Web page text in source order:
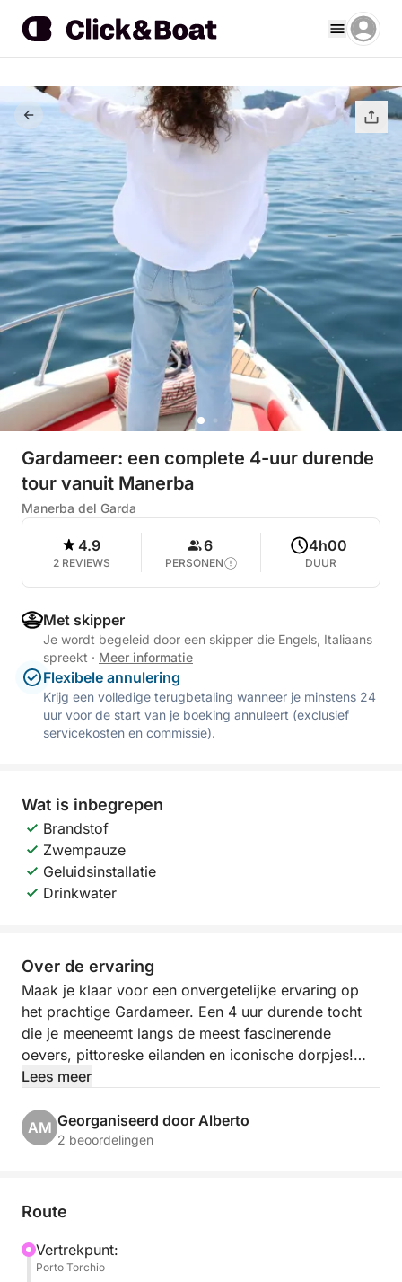
Gardameer: een complete 4-uur durende
tour vanuit Manerba
Manerba del Garda
4.9
2 REVIEWS
6
PERSONEN
4h00
DUUR
Met skipper
Je wordt begeleid door een skipper die Engels, Italiaans
spreekt · Meer informatie
Flexibele annulering
Krijg een volledige terugbetaling wanneer je minstens 24
uur voor de start van je boeking annuleert (exclusief
servicekosten en commissie).
Wat is inbegrepen
Brandstof
Zwempauze
Geluidsinstallatie
Drinkwater
Over de ervaring
Maak je klaar voor een onvergetelijke ervaring op
het prachtige Gardameer. Een 4 uur durende tocht
die je meeneemt langs de meest fascinerende
oevers, pittoreske eilanden en iconische dorpjes!
Vanuit het pittoreske Porto Torchio in Manerba del
die je een adembenemend uitzicht en momenten van
pure ontspanning biedt.
uur, voert je naar het indrukwekkende Isola del
weelderige villa en tuinen die in het water
weerspiegeld worden. We vervolgen onze tocht naar
Lees meer
AM Georganiseerd door Alberto
2 beoordelingen
Route
Vertrekpunt:
Porto Torchio